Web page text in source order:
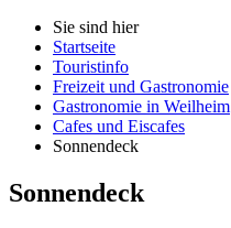
Sie sind hier
Startseite
Touristinfo
Freizeit und Gastronomie
Gastronomie in Weilheim
Cafes und Eiscafes
Sonnendeck
Sonnendeck